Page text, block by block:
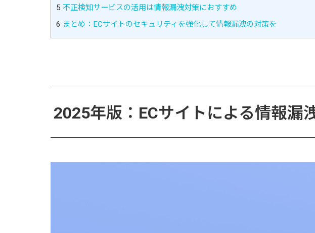
5 不正検知サービスの活用は情報漏洩対策におすすめ
6 まとめ：ECサイトのセキュリティを強化して情報漏洩の対策を
2025年版：ECサイトによる情報漏